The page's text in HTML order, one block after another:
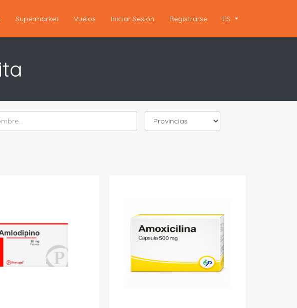
Supermarket Vuelos Iniciar Sesión Registrarse ES